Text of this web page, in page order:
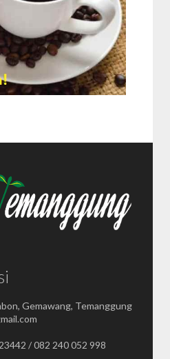
Gemawang, Temanggung
/ 082 240 052 998